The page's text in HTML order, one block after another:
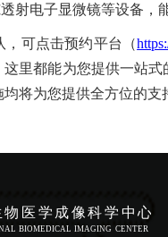
射电子显微镜等设备，
，可点击预约平台（
里都能为您提供一站
将为您提供全方位的支